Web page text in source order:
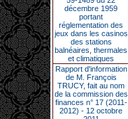
décembre 1959
portant
réglementation des
jeux dans les casinos
des stations
balnéaires, thermales
et climatiques
Rapport d'information
de M. François
TRUCY, fait au nom
de la commission des
finances n° 17 (2011-
2012) - 12 octobre